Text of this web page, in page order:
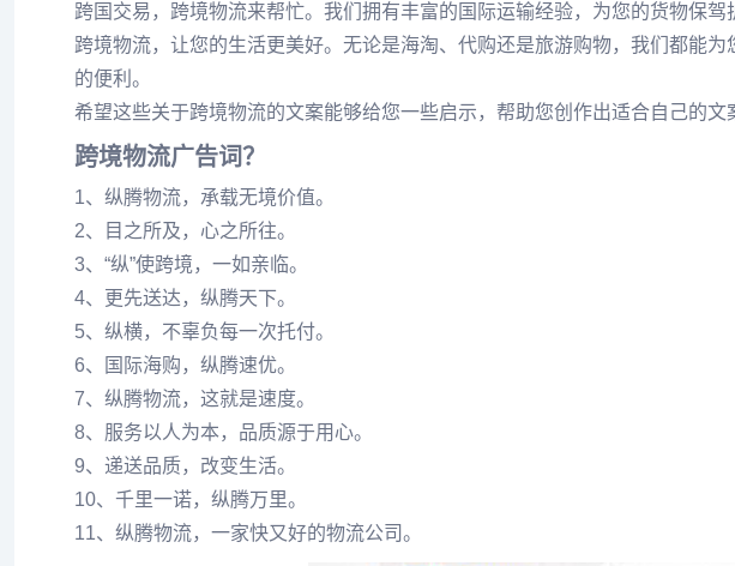
跨国交易，跨境物流来帮忙。我们拥有丰富的国际运输经验，为您的货物保驾
跨境物流，让您的生活更美好。无论是海淘、代购还是旅游购物，我们都能
的便利。
希望这些关于跨境物流的文案能够给您一些启示，帮助您创作出适合自己的文
跨境物流广告词？
1、纵腾物流，承载无境价值。
2、目之所及，心之所往。
3、“纵”使跨境，一如亲临。
4、更先送达，纵腾天下。
5、纵横，不辜负每一次托付。
6、国际海购，纵腾速优。
7、纵腾物流，这就是速度。
8、服务以人为本，品质源于用心。
9、递送品质，改变生活。
10、千里一诺，纵腾万里。
11、纵腾物流，一家快又好的物流公司。